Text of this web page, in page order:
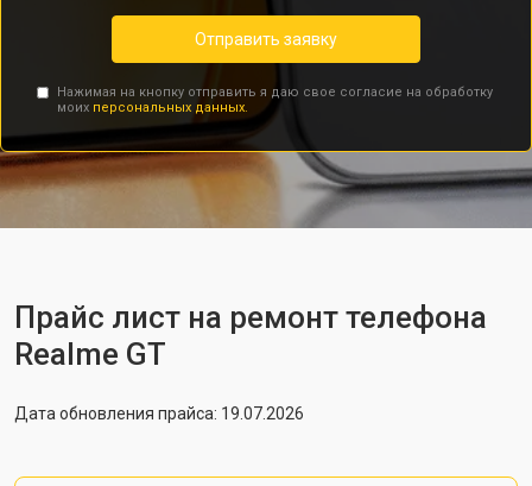
Отправить заявку
Нажимая на кнопку отправить я даю свое согласие на обработку
моих персональных данных.
Прайс лист на ремонт телефона
Realme GT
Дата обновления прайса: 19.07.2026